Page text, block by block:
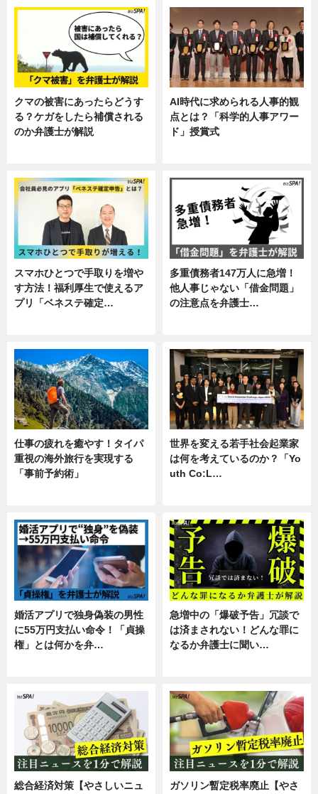
クマの被害にあったらどうす
る？ケガをしたら補償される
のか弁護士が解説
AI時代に求められる人事的観
点とは？「科学的人事アワー
ド」授賞式
スマホひとつで手取りを増や
す方法！福利厚生で使えるア
プリ「ベネステ確定…
多重債務者147万人に急増！
他人事じゃない「借金問題」
の注意点を弁護士…
仕事の疲れを癒やす！タイパ
重視の海外旅行を実現する
「事前予約術」
世界を変える若手社会起業家
は何を考えているのか？「Yo
uth Co:L…
婚活アプリで独身偽装の男性
に55万円支払い命令！「貞操
権」とは何かを弁…
急増中の「爆破予告」冗談で
は済まされない！どんな罪に
なるか弁護士に聞い…
総合経済対策【やさしいニュ
ガソリン暫定税率廃止【やさ